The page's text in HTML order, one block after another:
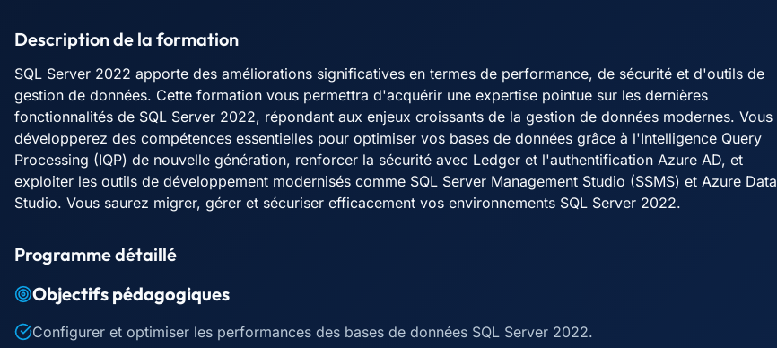
Description de la formation
SQL Server 2022 apporte des améliorations significatives en termes de performance, de sécurité et d'outils de
gestion de données. Cette formation vous permettra d'acquérir une expertise pointue sur les dernières
fonctionnalités de SQL Server 2022, répondant aux enjeux croissants de la gestion de données modernes. Vous
développerez des compétences essentielles pour optimiser vos bases de données grâce à l'Intelligence Query
Processing (IQP) de nouvelle génération, renforcer la sécurité avec Ledger et l'authentification Azure AD, et
exploiter les outils de développement modernisés comme SQL Server Management Studio (SSMS) et Azure Data
Studio. Vous saurez migrer, gérer et sécuriser efficacement vos environnements SQL Server 2022.
Programme détaillé
Objectifs pédagogiques
Configurer et optimiser les performances des bases de données SQL Server 2022.